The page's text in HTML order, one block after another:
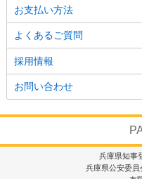
お支払い方法
よくあるご質問
採用情報
お問い合わせ
兵庫県知事
兵庫県公安委員